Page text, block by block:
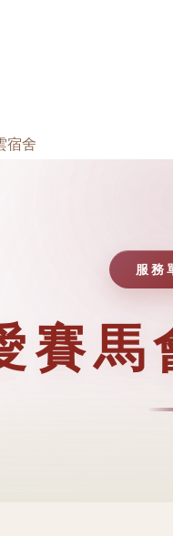
宿舍
服務
賽馬